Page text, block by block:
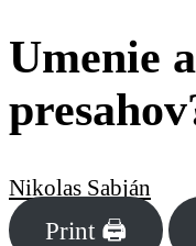
Umenie
Nikolas Sabján
Print 🖨